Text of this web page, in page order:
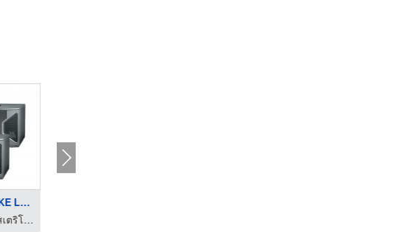
JBL KARAOKE Loudspea ...
บริษัท ยูเนี่ยนสเตริโอ จำกัด